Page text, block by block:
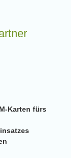
Karten fürs